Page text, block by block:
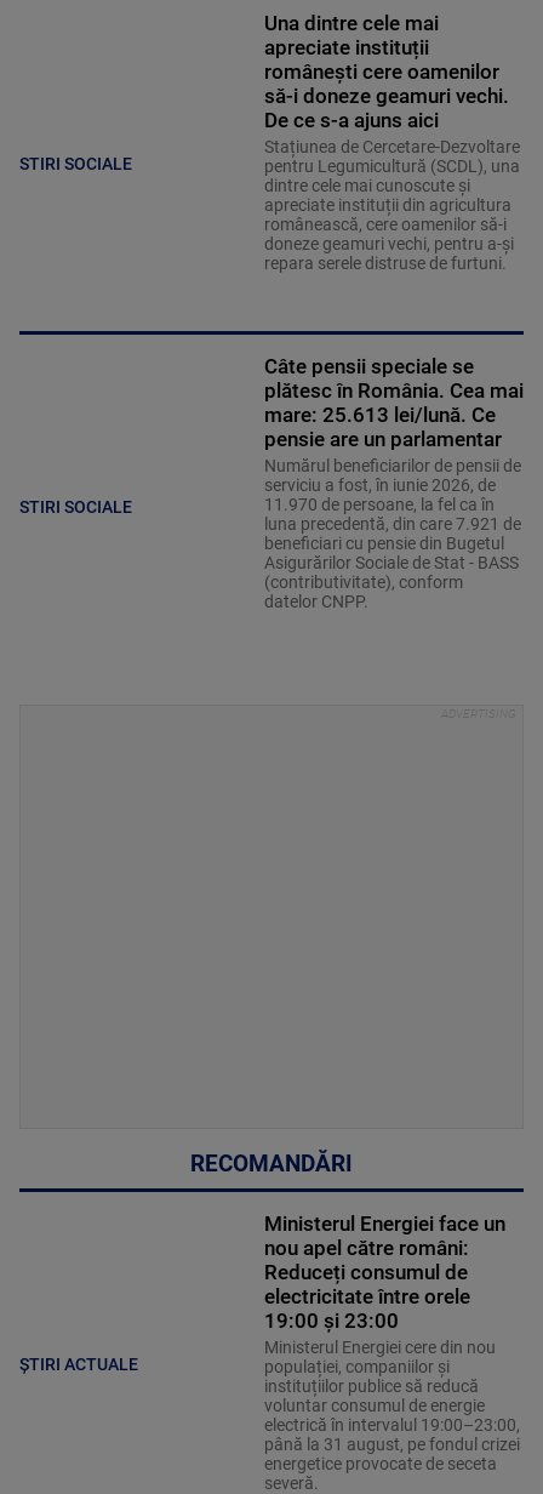
STIRI SOCIALE
Una dintre cele mai
apreciate instituții
românești cere oamenilor
să-i doneze geamuri vechi.
De ce s-a ajuns aici
Stațiunea de Cercetare-Dezvoltare
pentru Legumicultură (SCDL), una
dintre cele mai cunoscute și
apreciate instituții din agricultura
românească, cere oamenilor să-i
doneze geamuri vechi, pentru a-și
repara serele distruse de furtuni.
STIRI SOCIALE
Câte pensii speciale se
plătesc în România. Cea mai
mare: 25.613 lei/lună. Ce
pensie are un parlamentar
Numărul beneficiarilor de pensii de
serviciu a fost, în iunie 2026, de
11.970 de persoane, la fel ca în
luna precedentă, din care 7.921 de
beneficiari cu pensie din Bugetul
Asigurărilor Sociale de Stat - BASS
(contributivitate), conform
datelor CNPP.
RECOMANDĂRI
ȘTIRI ACTUALE
Ministerul Energiei face un
nou apel către români:
Reduceți consumul de
electricitate între orele
19:00 și 23:00
Ministerul Energiei cere din nou
populației, companiilor și
instituțiilor publice să reducă
voluntar consumul de energie
electrică în intervalul 19:00–23:00,
până la 31 august, pe fondul crizei
energetice provocate de seceta
severă.